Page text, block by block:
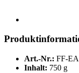
Art.-Nr.: FF-
Inhalt: 750 g